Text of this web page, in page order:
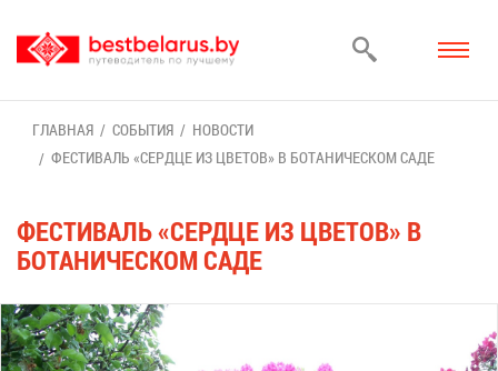
ГЛАВ­НАЯ СО­БЫ­ТИЯ
НО­ВО­СТИ
ФЕ­СТИ­ВАЛЬ «СЕРД­ЦЕ ИЗ ЦВЕ­ТОВ» В БО­ТА­НИ­ЧЕ­СКОМ СА­ДЕ
ФЕ­СТИ­ВАЛЬ «СЕРД­ЦЕ ИЗ ЦВЕ­ТОВ» В
БО­ТА­НИ­ЧЕ­СКОМ СА­ДЕ